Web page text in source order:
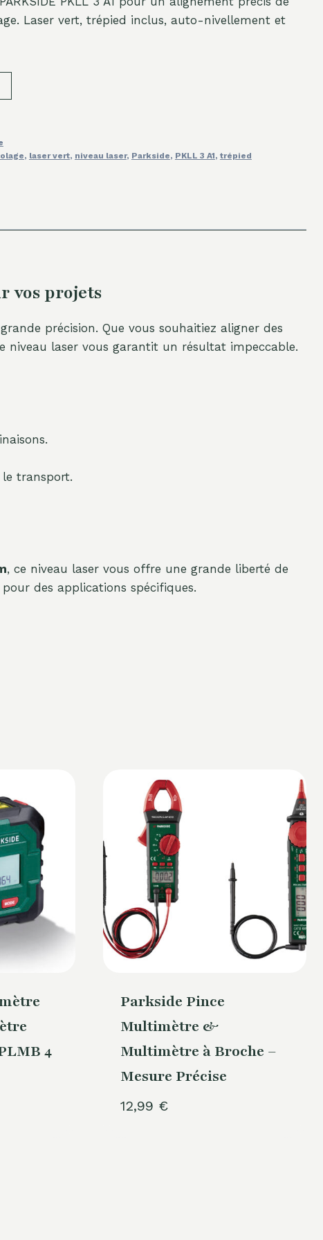
Laser vert, trépied inclus, auto-nivellement et
, laser vert, niveau laser, Parkside, PKLL 3 A1, trépied
vos projets
précision. Que vous souhaitiez aligner des
niveau laser vous garantit un résultat impeccable.
transport.
, ce niveau laser vous offre une grande liberté de
des applications spécifiques.
4
Parkside Pince
Multimètre &
Multimètre à Broche –
Mesure Précise
12,99 €